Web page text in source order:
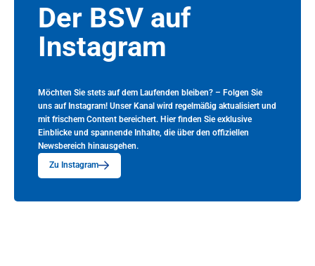
Der BSV auf
Instagram
Möchten Sie stets auf dem Laufenden bleiben? – Folgen Sie
uns auf Instagram! Unser Kanal wird regelmäßig aktualisiert und
mit frischem Content bereichert. Hier finden Sie exklusive
Einblicke und spannende Inhalte, die über den offiziellen
Newsbereich hinausgehen.
Zu Instagram